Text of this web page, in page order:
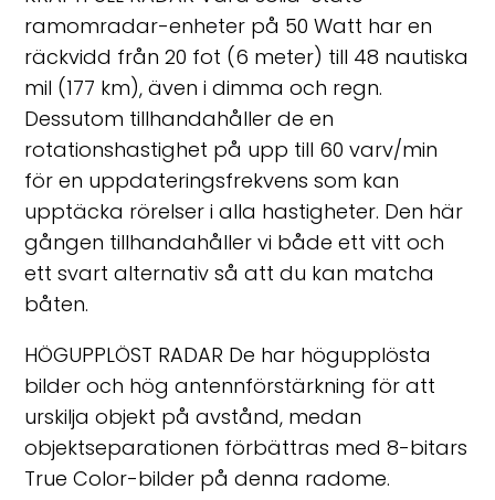
ramomradar-enheter på 50 Watt har en
räckvidd från 20 fot (6 meter) till 48 nautiska
mil (177 km), även i dimma och regn.
Dessutom tillhandahåller de en
rotationshastighet på upp till 60 varv/min
för en uppdateringsfrekvens som kan
upptäcka rörelser i alla hastigheter. Den här
gången tillhandahåller vi både ett vitt och
ett svart alternativ så att du kan matcha
båten.
HÖGUPPLÖST RADAR De har högupplösta
bilder och hög antennförstärkning för att
urskilja objekt på avstånd, medan
objektseparationen förbättras med 8-bitars
True Color-bilder på denna radome.